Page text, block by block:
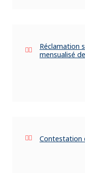
Réclamation
mensualisé
Contestation